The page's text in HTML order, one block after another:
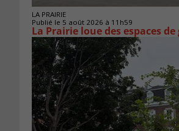
LA PRAIRIE
Publié le 5 août 2026 à 11h59
La Prairie loue des espaces